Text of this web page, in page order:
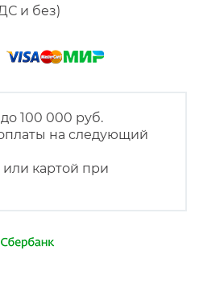
и без)
100 000 руб.
на следующий
картой при